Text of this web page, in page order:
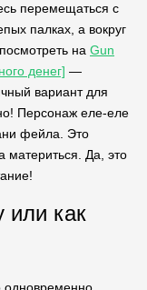
перемещаться с
палках, а вокруг
на Gun
денег] —
вариант для
Персонаж еле-еле
фейла. Это
материться. Да, это
или как